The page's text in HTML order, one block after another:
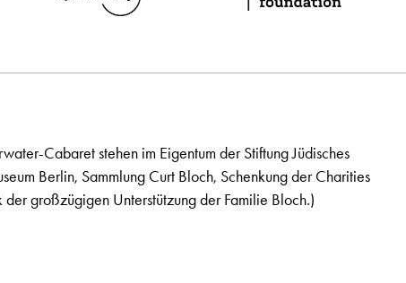
Cabaret stehen im Eigentum der Stiftung Jüdisches
Berlin, Sammlung Curt Bloch, Schenkung der Charities
großzügigen Unterstützung der Familie Bloch.)